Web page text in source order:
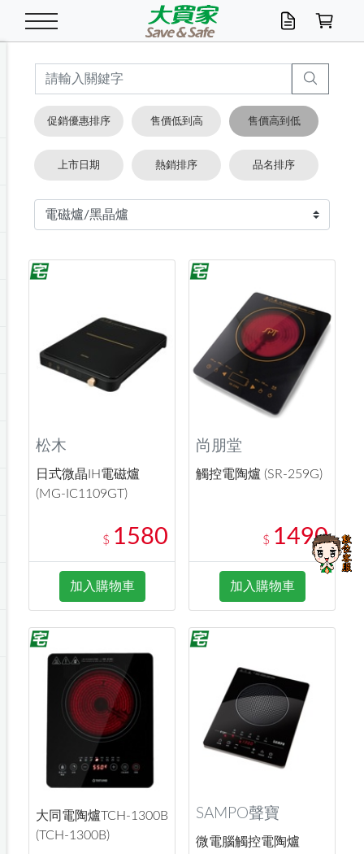
米/五穀/濃湯 米/糙米
五穀/南北貨
湯類/湯塊
油/調味料
食用油
醬油.油膏.蠔油
泡麵 / 麵條
包麵
碗麵/義大利麵
麵條/快煮麵/米粉
魚罐
醬菜/玉米罐
點心罐
休閒零嘴 初一十五拜拜懶
零嘴
堅果/海苔
美味餅乾
餅乾
糕餅/點心
糖果/巧克力
糖果/蜜餞/果凍
巧克力
茶飲料
果汁咖啡
碳酸/礦泉水
機能飲料
箱購飲料
養生保健/常備品 雞精/飲品
機能保健
▶保健品牌推薦
奶粉/穀麥片
奶粉
麥片/玉米片
沖調穀粉/隨手包
特色茶品
綠茶
紅茶
奶茶/花草茶
黑糖桂圓/蜂蜜醋
即溶咖啡
咖啡豆/粉/濾掛
可可/糖/奶精
沐浴乳香皂 沐浴乳
香皂/洗手乳
美髮造型
洗髮/護髮
造型髮品
口腔清潔
牙 刷
牙膏/漱口水
潔顏產品
卸妝/粉刺調理
臉部保養
面/眼膜
鍋具/飲水/廚房 鍋具/餐具
保鮮/微波
掃除用具/照明/五金
掃除/清潔用具
洗衣/曬衣用具
電池/延長線
修繕/五金/祭祀
傢飾/收納/衛浴
寢具/家具
收納用品
衛浴/毛巾
寵物食品
寵物清潔/百貨
衛生紙/濕巾 抽取衛生紙/濕巾
廚房紙巾/平版/
箱購免運區
衣物清潔
洗衣精
洗衣粉/皂
漂白水/柔軟精
居家清潔
廚房/餐具清潔
浴廁/水管清潔
居家清潔/除濕芳
衛生棉
箱購免運區
嬰兒尿布
成人紙尿褲
廚房家電 料理鍋具
烤箱/微波/電磁爐
快煮壺/烘碗機
季節家電
除濕/清淨機
風扇/防蚊家電
生活家電
除塵家電
美容家電
電腦周邊
數位週邊
手機/平板周邊
文具/辦公用品 文具用品
辦公文具/收納
玩具/擺設小物
汽機車百貨
機車/腳踏車百貨
汽車百貨
休閒/運動
戶外/休閒用品
健身/按摩/瑜珈
測量/護具/其他
服飾內著
配件
男/女/機能包
冷凍免運 生鮮食品
調理食品
箱購免運
食品免運
清潔用品免運
居家/汽百用品
主題專區
季節活動
店長推薦
這夏不怕熱
促銷優惠排序 售價低到高 售價高到低
上市日期 熱銷排序 品名排序
松木
日式微晶IH電磁爐
(MG-IC1109GT)
$ 1580
加入購物車
尚朋堂
觸控電陶爐 (SR-259G)
$ 1490
加入購物車
大同電陶爐TCH-1300B
(TCH-1300B)
SAMPO聲寶
微電腦觸控電陶爐